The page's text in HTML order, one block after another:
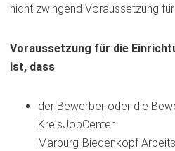
nicht zwingend Voraussetzung
Voraussetzung für die
ist, dass
der Bewerber oder die
KreisJobCenter
Marburg-Biedenkopf